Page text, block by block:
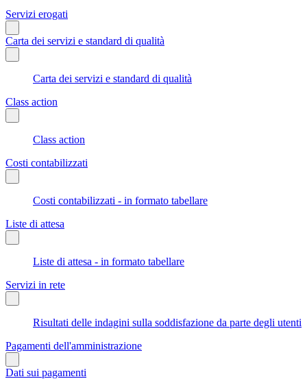
Servizi erogati
Carta dei servizi e standard di qualità
Carta dei servizi e standard di qualità
Class action
Class action
Costi contabilizzati
Costi contabilizzati - in formato tabellare
Liste di attesa
Liste di attesa - in formato tabellare
Servizi in rete
Risultati delle indagini sulla soddisfazione da parte degli utenti
Pagamenti dell'amministrazione
Dati sui pagamenti